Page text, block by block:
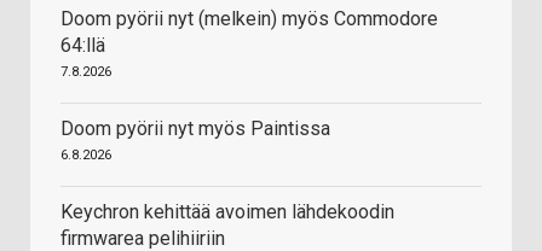
Doom pyörii nyt (melkein) myös Commodore
64:llä
7.8.2026
Doom pyörii nyt myös Paintissa
6.8.2026
Keychron kehittää avoimen lähdekoodin
firmwarea pelihiiriin